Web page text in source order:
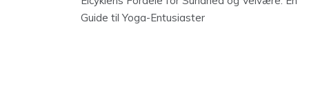
Guide til Yoga-Entusiaster